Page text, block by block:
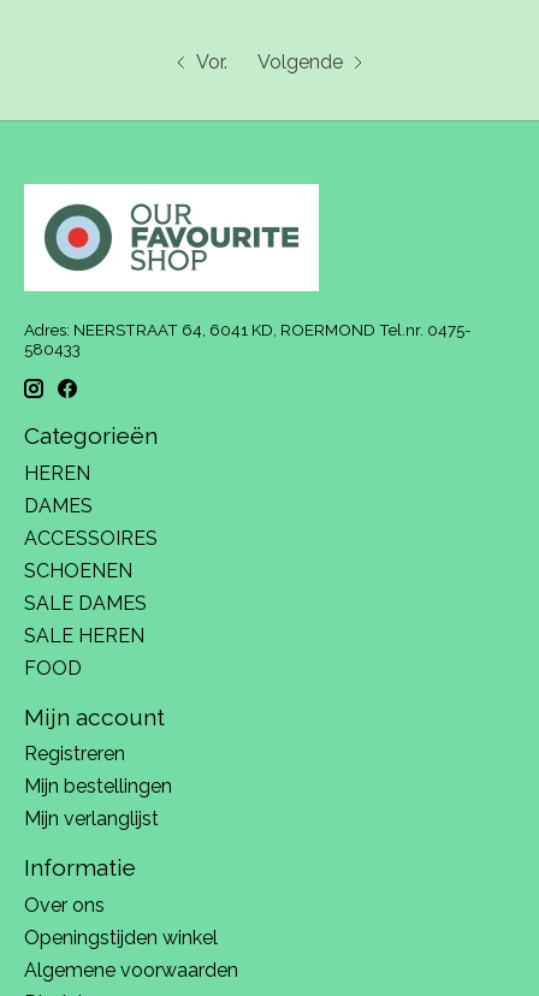
Vor. Volgende
Adres: NEERSTRAAT 64, 6041 KD, ROERMOND Tel.nr. 0475-
580433
Categorieën
HEREN
DAMES
ACCESSOIRES
SCHOENEN
SALE DAMES
SALE HEREN
FOOD
Mijn account
Registreren
Mijn bestellingen
Mijn verlanglijst
Informatie
Over ons
Openingstijden winkel
Algemene voorwaarden